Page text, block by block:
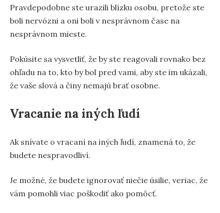
Pravdepodobne ste urazili blízku osobu, pretože ste
boli nervózni a oni boli v nesprávnom čase na
nesprávnom mieste.
Pokúsite sa vysvetliť, že by ste reagovali rovnako bez
ohľadu na to, kto by bol pred vami, aby ste im ukázali,
že vaše slová a činy nemajú brať osobne.
Vracanie na iných ľudí
Ak snívate o vracaní na iných ľudí, znamená to, že
budete nespravodliví.
Je možné, že budete ignorovať niečie úsilie, veriac, že
vám pomohli viac poškodiť ako pomôcť.